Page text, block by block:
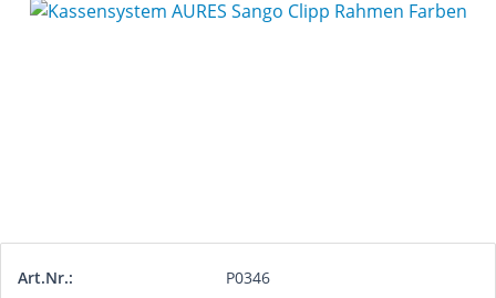
Art.Nr.:
P0346